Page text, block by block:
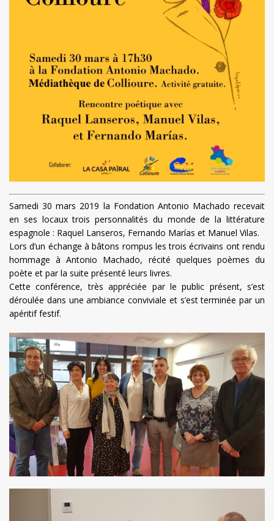
Samedi 30 mars 2019 la Fondation Antonio Machado recevait
en ses locaux trois personnalités du monde de la littérature
espagnole : Raquel Lanseros, Fernando Marías et Manuel Vilas.
Lors d’un échange à bâtons rompus les trois écrivains ont rendu
hommage à Antonio Machado, récité quelques poèmes du
poète et par la suite présenté leurs livres.
Cette conférence, très appréciée par le public présent, s’est
déroulée dans une ambiance conviviale et s’est terminée par un
apéritif festif.